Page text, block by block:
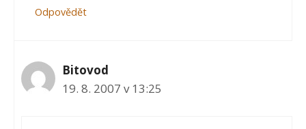
Odpovědět
Bitovod
19. 8. 2007 v 13:25